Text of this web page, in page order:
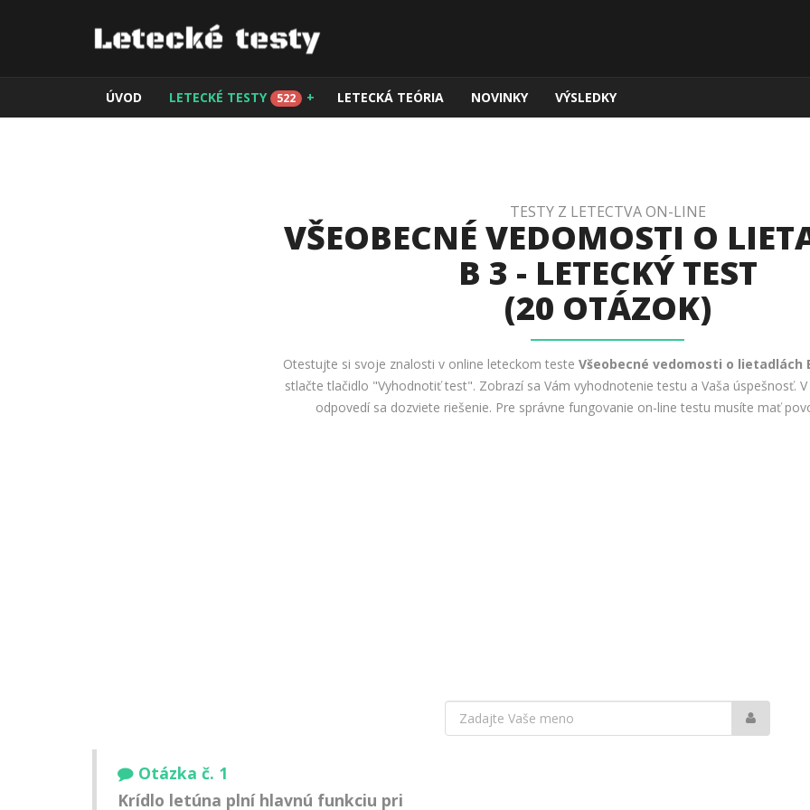
ÚVOD LETECKÉ TESTY 522 + LETECKÁ TEÓRIA NOVINKY VÝSLEDKY
TESTY Z LETECTVA ON-LINE
VŠEOBECNÉ VEDOMOSTI O
B 3 - LETECKÝ TEST
(20 OTÁZOK)
Otestujte si svoje znalosti v online leteckom teste Všeobecné vedomosti o lietadlách
stlačte tlačidlo "Vyhodnotiť test". Zobrazí sa Vám vyhodnotenie testu a Vaša úspešnosť.
odpovedí sa dozviete riešenie. Pre správne fungovanie on-line testu musíte mať
Vaše
meno:
Otázka č. 1
Krídlo letúna plní hlavnú funkciu pri